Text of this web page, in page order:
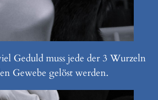
Geduld muss jede der 3 Wurzeln
Gewebe gelöst werden.